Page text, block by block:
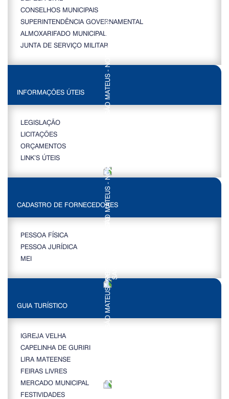
CONSELHOS MUNICIPAIS
SUPERINTENDÊNCIA GOVERNAMENTAL
ALMOXARIFADO MUNICIPAL
JUNTA DE SERVIÇO MILITAR
INFORMAÇÕES ÚTEIS
LEGISLAÇÃO
LICITAÇÕES
ORÇAMENTOS
LINK’S ÚTEIS
CADASTRO DE FORNECEDORES
PESSOA FÍSICA
PESSOA JURÍDICA
MEI
GUIA TURÍSTICO
IGREJA VELHA
CAPELINHA DE GURIRI
LIRA MATEENSE
FEIRAS LIVRES
MERCADO MUNICIPAL
FESTIVIDADES